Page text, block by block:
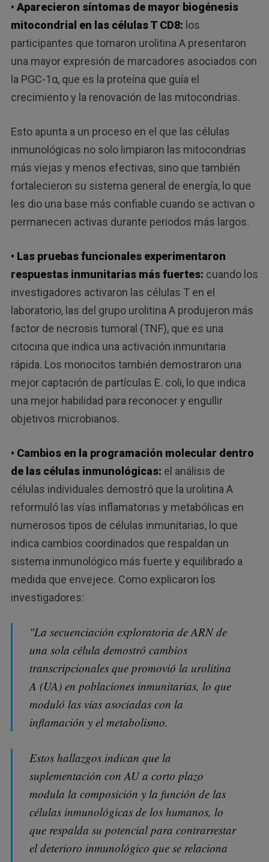
• Aparecieron síntomas de mayor biogénesis
mitocondrial en las células T CD8: los
participantes que tomaron urolitina A presentaron
una mayor expresión de marcadores asociados con
la PGC-1α, que es la proteína que guía el
crecimiento y la renovación de las mitocondrias.
Esto apunta a un proceso en el que las células
inmunológicas no solo limpiaron las mitocondrias
más viejas y menos efectivas, sino que también
fortalecieron su sistema general de energía, lo que
les dio una base más confiable cuando se activan o
permanecen activas durante periodos más largos.
• Las pruebas funcionales experimentaron
respuestas inmunitarias más fuertes: cuando los
investigadores activaron las células T en el
laboratorio, las del grupo urolitina A produjeron más
factor de necrosis tumoral (TNF), que es una
citocina que indica una activación inmunitaria
rápida. Los monocitos también demostraron una
mejor captación de partículas E. coli, lo que indica
una mejor habilidad para reconocer y engullir
objetivos microbianos.
• Cambios en la programación molecular dentro
de las células inmunológicas: el análisis de
células individuales demostró que la urolitina A
reformuló las vías inflamatorias y metabólicas en
numerosos tipos de células inmunitarias, lo que
indica cambios coordinados que respaldan un
sistema inmunológico más fuerte y equilibrado a
medida que envejece. Como explicaron los
investigadores:
"La secuenciación exploratoria de ARN de
una sola célula demostró cambios
transcripcionales que promovió la urolitina
A (UA) en poblaciones inmunitarias, lo que
moduló las vías asociadas con la
inflamación y el metabolismo.
Estos hallazgos indican que la
suplementación con AU a corto plazo
modula la composición y la función de las
células inmunológicas de los humanos, lo
que respalda su potencial para contrarrestar
el deterioro inmunológico que se relaciona